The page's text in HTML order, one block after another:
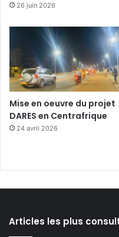
26 juin 2026
Mise en oeuvre du projet
DARES en Centrafrique
24 avril 2026
Articles les plus